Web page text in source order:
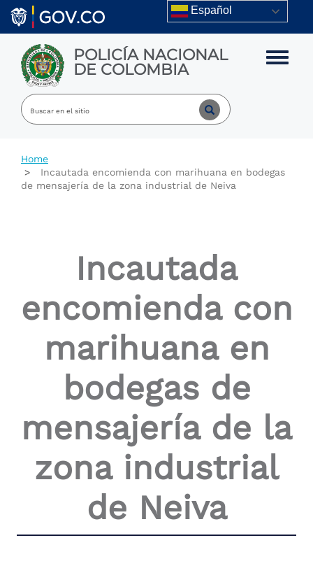
Skip to main content Español
POLICÍA NACIONAL
DE COLOMBIA Toggle
Home
Incautada encomienda con marihuana en bodegas
de mensajería de la zona industrial de Neiva
Incautada
encomienda con
marihuana en
bodegas de
mensajería de la
zona industrial
de Neiva